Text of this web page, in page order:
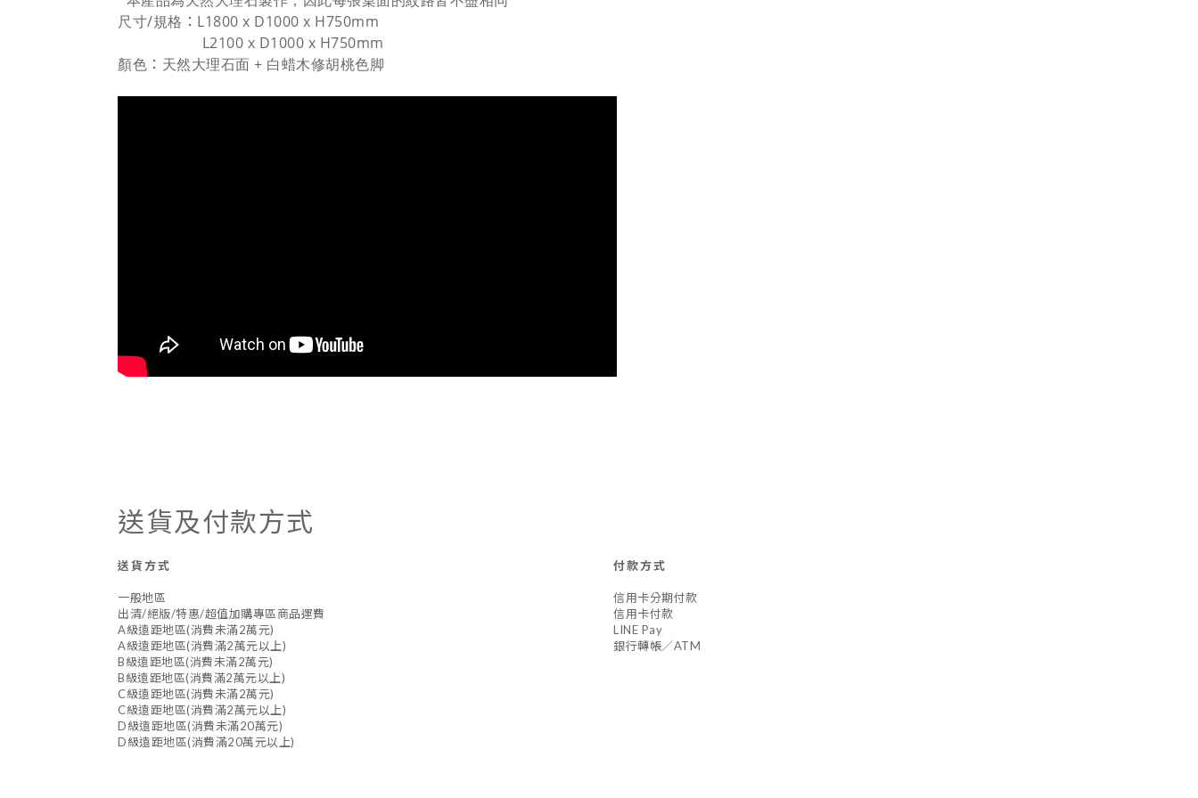
尺寸/規格 ： L1800 x D1000 x H750mm
L2100 x D1000 x H750mm
顏色 ： 天然大理石面 + 白蜡木修胡桃色脚
送貨及付款方式
送貨方式
一般地區
出清/絕版/特惠/超值加購專區商品運費
A級遠距地區(消費未滿2萬元)
A級遠距地區(消費滿2萬元以上)
B級遠距地區(消費未滿2萬元)
B級遠距地區(消費滿2萬元以上)
C級遠距地區(消費未滿2萬元)
C級遠距地區(消費滿2萬元以上)
D級遠距地區(消費未滿20萬元)
D級遠距地區(消費滿20萬元以上)
付款方式
信用卡分期付款
信用卡付款
LINE Pay
銀行轉帳／ATM